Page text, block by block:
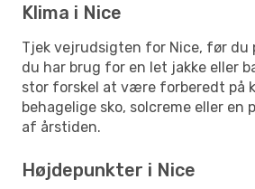
Klima i Nice
Tjek vejrudsigten for Nice, før du
du har brug for en let jakke eller
stor forskel at være forberedt på
behagelige sko, solcreme eller
af årstiden.
Højdepunkter i Nice